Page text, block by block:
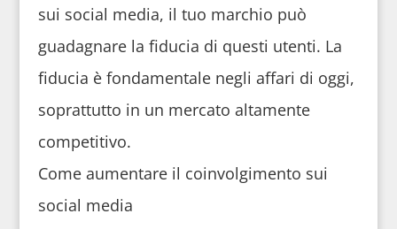
sui social media, il tuo marchio può
guadagnare la fiducia di questi utenti. La
fiducia è fondamentale negli affari di oggi,
soprattutto in un mercato altamente
competitivo.
Come aumentare il coinvolgimento sui
social media